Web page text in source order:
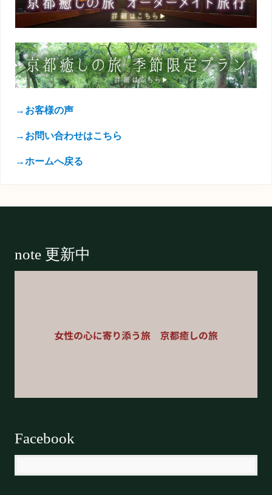
→お客様の声
→お問い合わせはこちら
→ホームへ戻る
note 更新中
Facebook